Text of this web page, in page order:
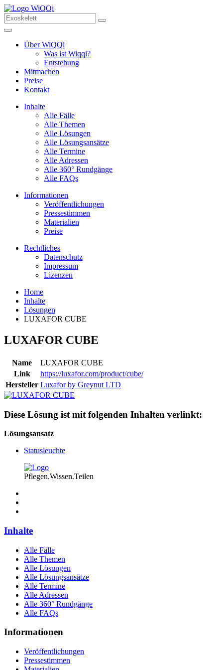
Über WiQQi
Was ist Wiqqi?
Entstehung
Mitmachen
Preise
Kontakt
Inhalte
Alle Fälle
Alle Themen
Alle Lösungen
Alle Lösungsansätze
Alle Termine
Alle Adressen
Alle 360° Rundgänge
Alle FAQs
Informationen
Veröffentlichungen
Pressestimmen
Materialien
Preise
Rechtliches
Datenschutz
Impressum
Lizenzen
Home
Inhalte
Lösungen
LUXAFOR CUBE
LUXAFOR CUBE
Name
LUXAFOR CUBE
Link
https://luxafor.com/product/cube/
Hersteller Luxafor by Greynut LTD
Diese Lösung ist mit folgenden Inhalten verlinkt:
Lösungsansatz
Statusleuchte
Pflegen.Wissen.Teilen
Inhalte
Alle Fälle
Alle Themen
Alle Lösungen
Alle Lösungsansätze
Alle Termine
Alle Adressen
Alle 360° Rundgänge
Alle FAQs
Informationen
Veröffentlichungen
Pressestimmen